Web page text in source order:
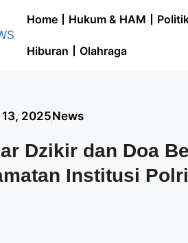
Home Hukum & HAM
Hiburan Olahraga
2025News
Dzikir dan Doa
Institusi Polri